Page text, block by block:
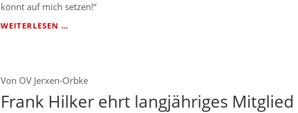
könnt auf mich setzen!“
WEITERLESEN …
Von OV Jerxen-Orbke
Frank Hilker ehrt langjähriges Mitglied